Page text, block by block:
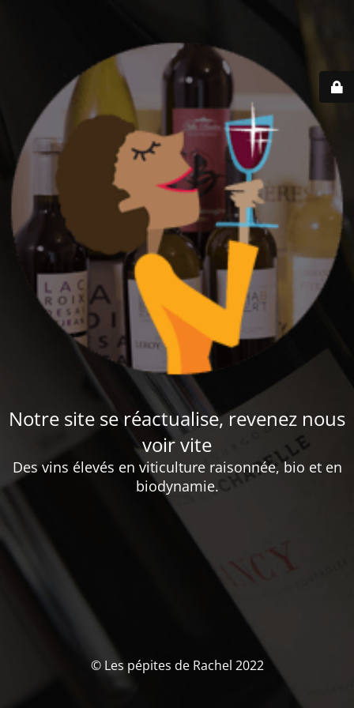
Notre site se réactualise, revenez nous
voir vite
Des vins élevés en viticulture raisonnée, bio et en
biodynamie.
© Les pépites de Rachel 2022